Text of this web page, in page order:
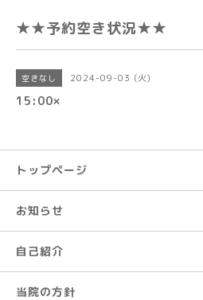
★★予約空き状況★★
空きなし 2024-09-03 (火)
15:00×
トップページ
お知らせ
自己紹介
当院の方針